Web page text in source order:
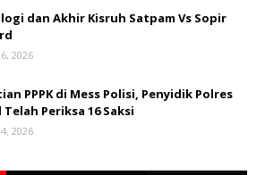
dan Akhir Kisruh Satpam Vs Sopir
2026
PPPK di Mess Polisi, Penyidik Polres
Telah Periksa 16 Saksi
2026